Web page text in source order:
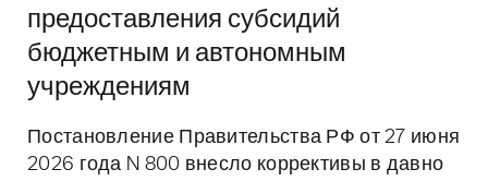
предоставления субсидий
бюджетным и автономным
учреждениям
Постановление Правительства РФ от 27 июня
2026 года N 800 внесло коррективы в давно